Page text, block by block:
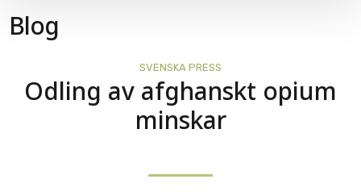
Blog
SVENSKA PRESS
Odling av afghanskt opium
minskar